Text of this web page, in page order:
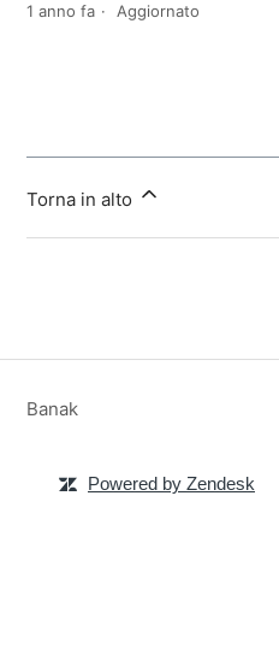
1 anno fa Aggiornato
Torna in alto
Banak
Powered by Zendesk